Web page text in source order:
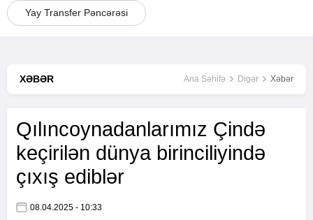
Yay Transfer Pəncərəsi
XƏBƏR Ana Səhifə Digər Xəbər
Qılıncoynadanlarımız Çində
keçirilən dünya birinciliyində
çıxış ediblər
08.04.2025 - 10:33